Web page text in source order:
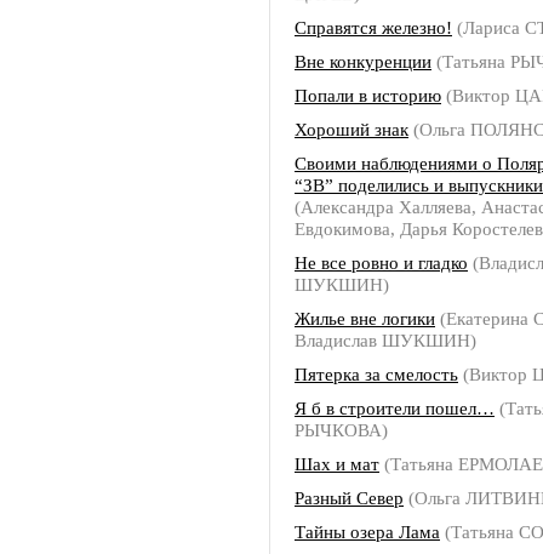
Справятся железно! (Лариса
Вне конкуренции (Татьяна
Попали в историю (Виктор
Хороший знак (Ольга
Своими наблюдениями о
“ЗВ” поделились и
(Александра Халляева,
Евдокимова, Дарья
Не все ровно и гладко
ШУКШИН)
Жилье вне логики
Владислав ШУКШИН)
Пятерка за смелость (Виктор
Я б в строители пошел…
РЫЧКОВА)
Шах и мат (Татьяна
Разный Север (Ольга
Тайны озера Лама (Татьяна